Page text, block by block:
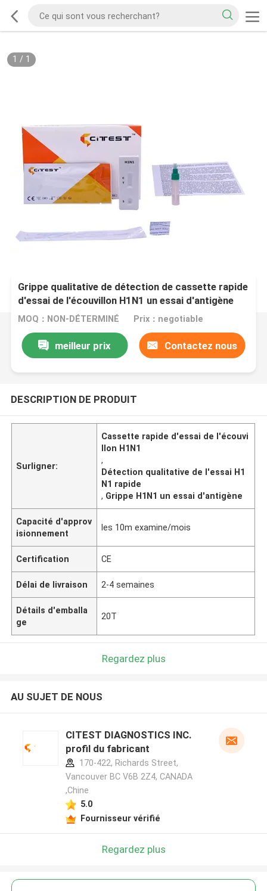
1 / 1
Grippe qualitative de détection de cassette rapide
d'essai de l'écouvillon H1N1 un essai d'antigène
MOQ：NON-DÉTERMINÉ Prix：negotiable
meilleur prix Contactez nous
DESCRIPTION DE PRODUIT
Surligner:
Cassette rapide d'essai de l'écouvi
llon H1N1
,
Détection qualitative de l'essai H1
N1 rapide
, Grippe H1N1 un essai d'antigène
Capacité d'approv
isionnement
les 10m examine/mois
Certification CE
Délai de livraison 2-4 semaines
Détails d'emballa
ge
20T
Regardez plus
AU SUJET DE NOUS
CITEST DIAGNOSTICS INC.
profil du fabricant
170-422, Richards Street,
Vancouver BC V6B 2Z4, CANADA
,Chine
5.0
Fournisseur vérifié
Regardez plus